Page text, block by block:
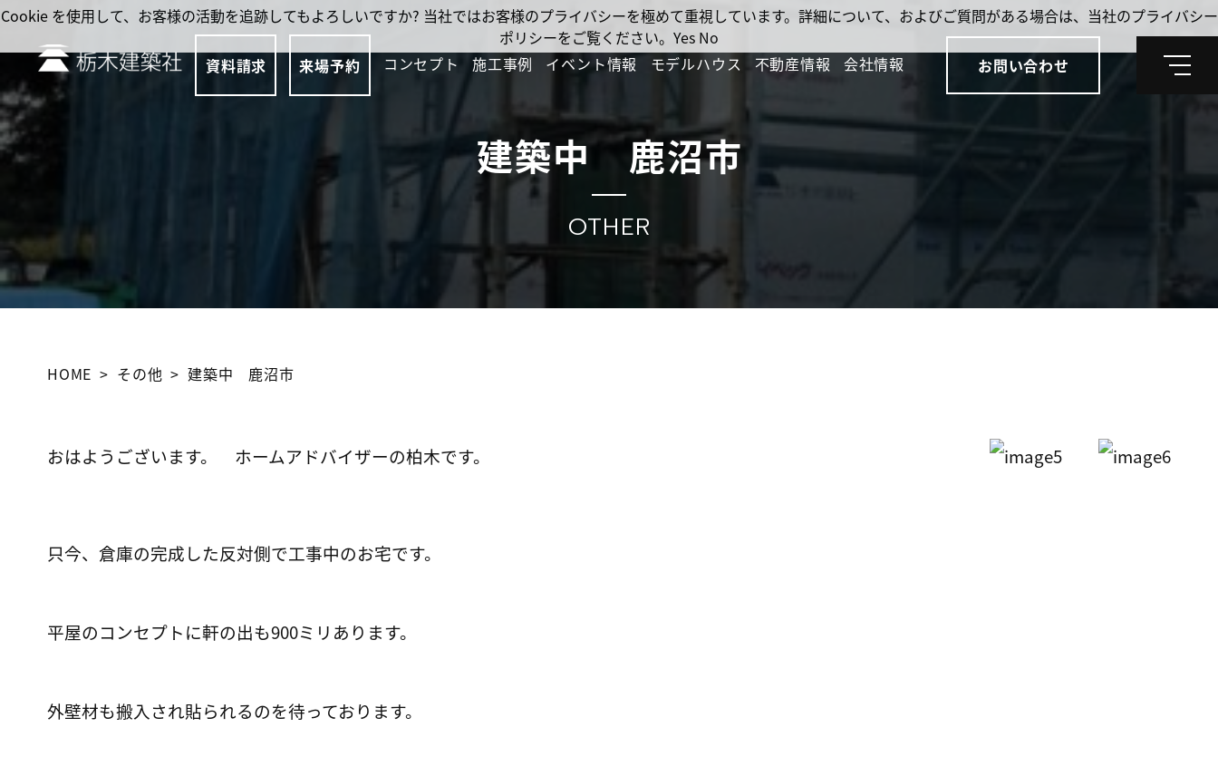
資料請求 来場予約 コンセプト 施工事例 イベント情報 モデルハウス 不動産情報 会社情報 お問い合わせ
メ
建築中 鹿沼市
OTHER
HOME その他 建築中 鹿沼市
おはようございます。 ホームアドバイザーの柏木です。
只今、倉庫の完成した反対側で工事中のお宅です。
平屋のコンセプトに軒の出も900ミリあります。
外壁材も搬入され貼られるのを待っております。
Cookie を使用して、お客様の活動を追跡してもよろしいですか? 当社ではお客様のプライバシーを極めて重視しています。詳細について、およびご質問がある場合は、当社のプライバシー
ポリシーをご覧ください。 Yes No